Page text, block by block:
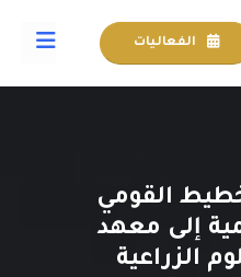
الفعاليات
القومي
إلى معهد
الزراعية